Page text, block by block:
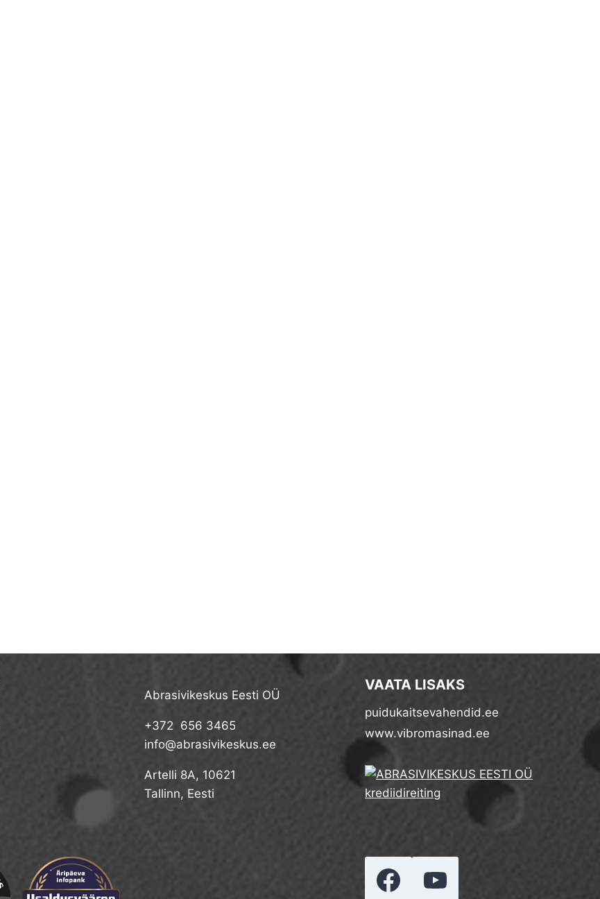
Abrasivikeskus Eesti OÜ
+372 656 3465
info@abrasivikeskus.ee
Artelli 8A, 10621
Tallinn, Eesti
VAATA LISAKS
puidukaitsevahendid.ee
www.vibromasinad.ee